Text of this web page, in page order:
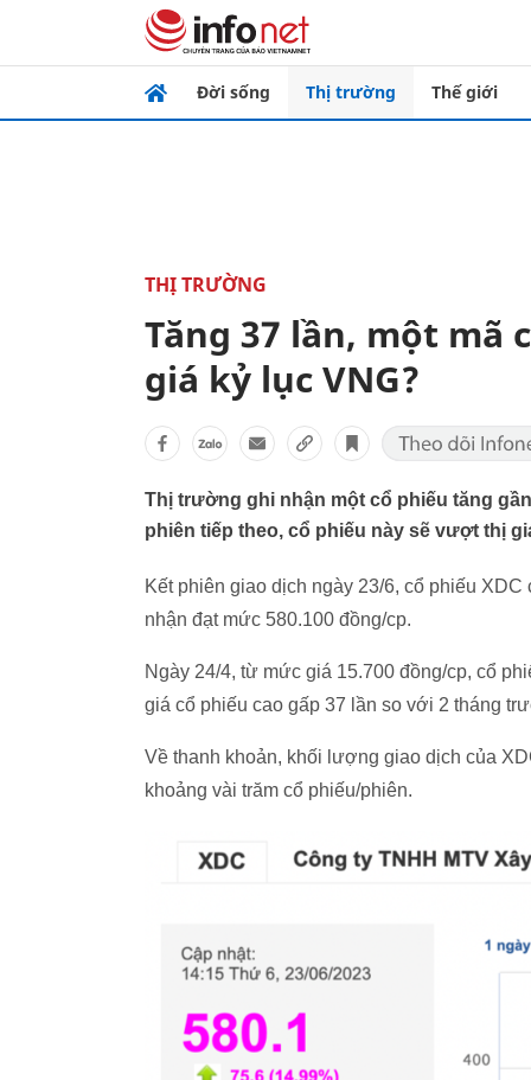
Đời sống Thị trường Thế giới
THỊ TRƯỜNG
Tăng 37 lần, một mã
giá kỷ lục VNG?
Thị trường ghi nhận một cổ phiếu tăng
phiên tiếp theo, cổ phiếu này sẽ vượt thị
Kết phiên giao dịch ngày 23/6, cổ phiếu
nhận đạt mức 580.100 đồng/cp.
Ngày 24/4, từ mức giá 15.700 đồng/cp, cổ
giá cổ phiếu cao gấp 37 lần so với 2 tháng
Về thanh khoản, khối lượng giao dịch của
khoảng vài trăm cổ phiếu/phiên.